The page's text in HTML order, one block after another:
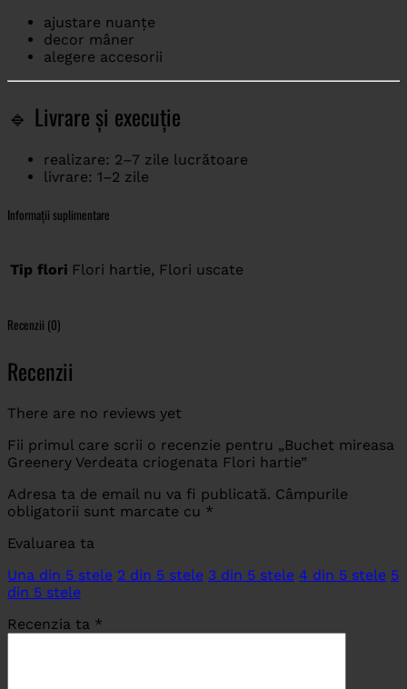
ajustare nuanțe
decor mâner
alegere accesorii
🔹 Livrare și execuție
realizare: 2–7 zile lucrătoare
livrare: 1–2 zile
Informații suplimentare
Tip flori Flori hartie, Flori uscate
Recenzii (0)
Recenzii
There are no reviews yet
Fii primul care scrii o recenzie pentru „Buchet mireasa
Greenery Verdeata criogenata Flori hartie”
Adresa ta de email nu va fi publicată. Câmpurile
obligatorii sunt marcate cu *
Evaluarea ta
Una din 5 stele 2 din 5 stele 3 din 5 stele 4 din 5 stele 5
din 5 stele
Recenzia ta *